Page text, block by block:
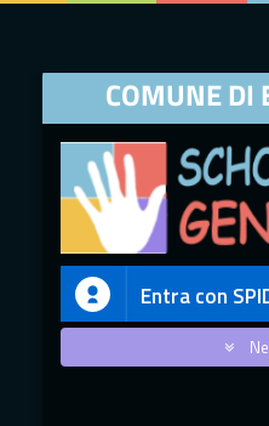
COMUNE DI
Entra con